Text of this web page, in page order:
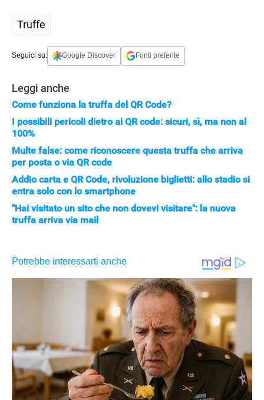
Truffe
Seguici su: Google Discover Fonti preferite
Leggi anche
Come funziona la truffa del QR Code?
I possibili pericoli dietro ai QR code: sicuri, sì, ma non al
100%
Multe false: come riconoscere questa truffa che arriva
per posta o via QR code
Addio carta e QR Code, rivoluzione biglietti: allo stadio si
entra solo con lo smartphone
"Hai visitato un sito che non dovevi visitare": la nuova
truffa arriva via mail